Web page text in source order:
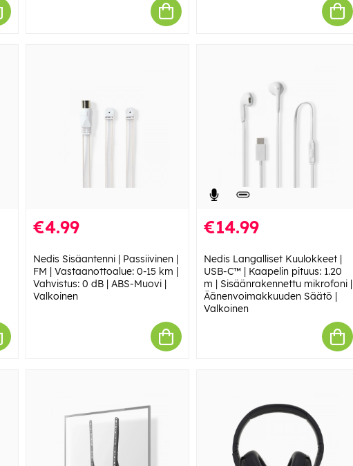
€4.99
Nedis Sisäantenni | Passiivinen |
FM | Vastaanottoalue: 0-15 km |
Vahvistus: 0 dB | ABS-Muovi |
Valkoinen
€14.99
Nedis Langalliset Kuulokkeet |
USB-C™ | Kaapelin pituus: 1.20
m | Sisäänrakennettu mikrofoni |
Äänenvoimakkuuden Säätö |
Valkoinen